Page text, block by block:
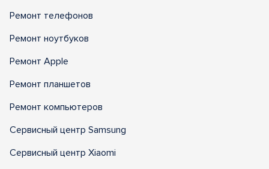
Ремонт телефонов
Ремонт ноутбуков
Ремонт Apple
Ремонт планшетов
Ремонт компьютеров
Сервисный центр Samsung
Сервисный центр Xiaomi